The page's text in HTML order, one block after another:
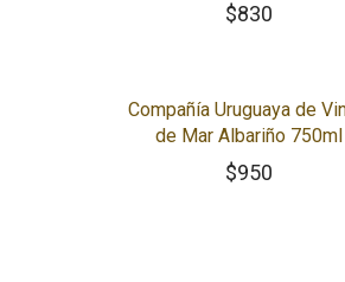
$830
Compañía Uruguaya de
de Mar Albariño 750ml
$950